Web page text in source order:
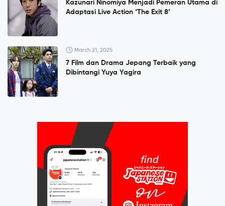
Kazunari Ninomiya Menjadi Pemeran Utama di
Adaptasi Live Action ‘The Exit 8’
March 21, 2025
7 Film dan Drama Jepang Terbaik yang
Dibintangi Yuya Yagira